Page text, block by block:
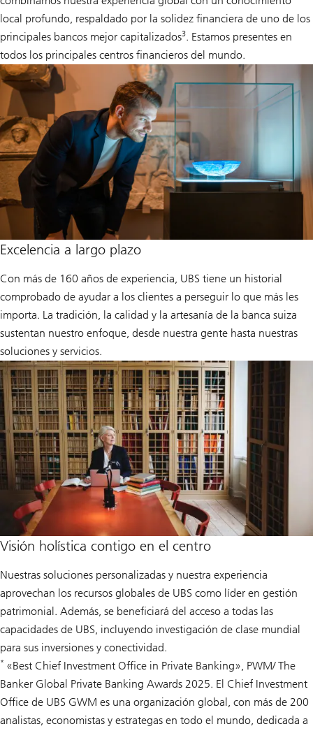
local profundo, respaldado por la solidez financiera de uno de los
principales bancos mejor capitalizados3. Estamos presentes en
todos los principales centros financieros del mundo.
Excelencia a largo plazo
Con más de 160 años de experiencia, UBS tiene un historial
comprobado de ayudar a los clientes a perseguir lo que más les
importa. La tradición, la calidad y la artesanía de la banca suiza
sustentan nuestro enfoque, desde nuestra gente hasta nuestras
soluciones y servicios.
Visión holística contigo en el centro
Nuestras soluciones personalizadas y nuestra experiencia
aprovechan los recursos globales de UBS como líder en gestión
patrimonial. Además, se beneficiará del acceso a todas las
capacidades de UBS, incluyendo investigación de clase mundial
para sus inversiones y conectividad.
* «Best Chief Investment Office in Private Banking», PWM/ The
Banker Global Private Banking Awards 2025. El Chief Investment
Office de UBS GWM es una organización global, con más de 200
analistas, economistas y estrategas en todo el mundo, dedicada a